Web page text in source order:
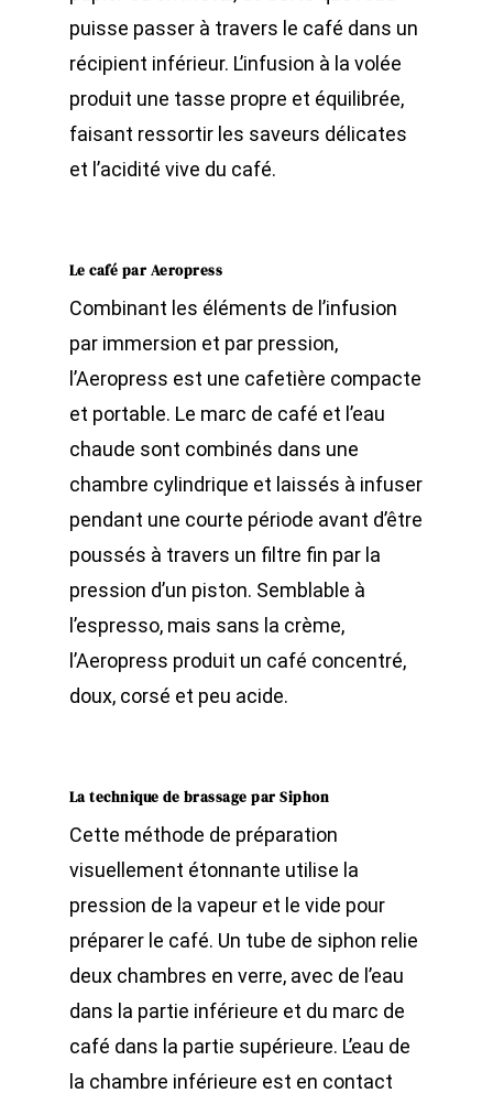
puisse passer à travers le café dans un
récipient inférieur. L’infusion à la volée
produit une tasse propre et équilibrée,
faisant ressortir les saveurs délicates
et l’acidité vive du café.
Le café par Aeropress
Combinant les éléments de l’infusion
par immersion et par pression,
l’Aeropress est une cafetière compacte
et portable. Le marc de café et l’eau
chaude sont combinés dans une
chambre cylindrique et laissés à infuser
pendant une courte période avant d’être
poussés à travers un filtre fin par la
pression d’un piston. Semblable à
l’espresso, mais sans la crème,
l’Aeropress produit un café concentré,
doux, corsé et peu acide.
La technique de brassage par Siphon
Cette méthode de préparation
visuellement étonnante utilise la
pression de la vapeur et le vide pour
préparer le café. Un tube de siphon relie
deux chambres en verre, avec de l’eau
dans la partie inférieure et du marc de
café dans la partie supérieure. L’eau de
la chambre inférieure est en contact